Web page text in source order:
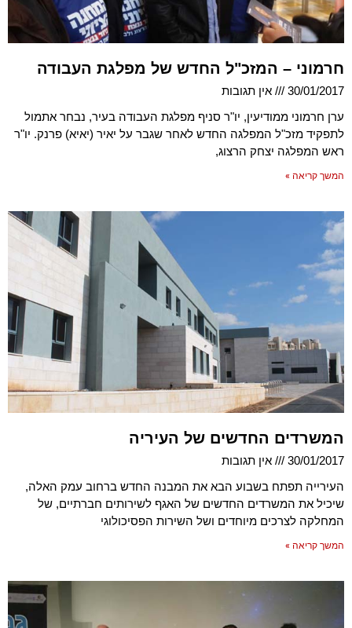
חרמוני – המזכ"ל החדש של מפלגת העבודה
30/01/2017
אין תגובות
ערן חרמוני ממודיעין, יו"ר סניף מפלגת העבודה בעיר, נבחר אתמול
לתפקיד מזכ"ל המפלגה החדש לאחר שגבר על יאיר (יאיא) פרנק. יו"ר
ראש המפלגה יצחק הרצוג,
המשך קריאה »
המשרדים החדשים של העיריה
30/01/2017
אין תגובות
העירייה תפתח בשבוע הבא את המבנה החדש ברחוב עמק האלה,
שיכיל את המשרדים החדשים של האגף לשירותים חברתיים, של
המחלקה לצרכים מיוחדים ושל השירות הפסיכולוגי
המשך קריאה »